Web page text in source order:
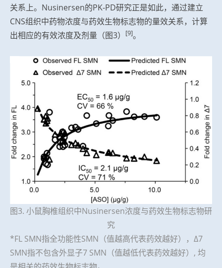
关系上。Nusinersen的PK-PD研究正是如此，通过建立
CNS组织中药物浓度与药效生物标志物的量效关系，计算
出相应的有效浓度及剂量（图3）
[9]。
图3. 小鼠胸椎组织中Nusinersen浓度与药效生物标志物研
究
*FL SMN指全功能性SMN（值越高代表药效越好），Δ7
SMN指不包含外显子7 SMN（值越低代表药效越好）, 均